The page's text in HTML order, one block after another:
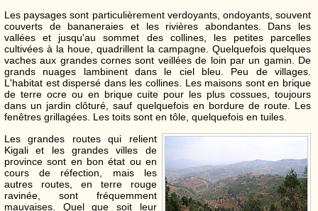
Les paysages sont particulièrement verdoyants, ondoyants, souvent
couverts de bananeraies et les rivières abondantes. Dans les
vallées et jusqu'au sommet des collines, les petites parcelles
cultivées à la houe, quadrillent la campagne. Quelquefois quelques
vaches aux grandes cornes sont veillées de loin par un gamin. De
grands nuages lambinent dans le ciel bleu. Peu de villages.
L'habitat est dispersé dans les collines. Les maisons sont en brique
de terre ocre ou en brique cuite pour les plus cossues, toujours
dans un jardin clôturé, sauf quelquefois en bordure de route. Les
fenêtres grillagées. Les toits sont en tôle, quelquefois en tuiles.
Les grandes routes qui relient
Kigali et les grandes villes de
province sont en bon état ou en
cours de réfection, mais les
autres routes, en terre rouge
ravinée, sont fréquemment
mauvaises. Quel que soit leur